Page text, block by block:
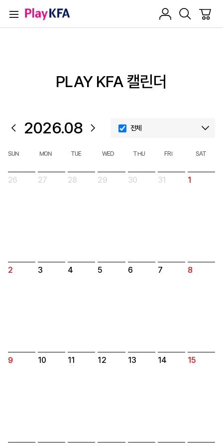
PLAY KFA 캘린더
2026.08 전체
SUN MON TUE WED THU FRI SAT
26 27 28 29 30 31 1
2 3 4 5 6 7 8
9 10 11 12 13 14 15